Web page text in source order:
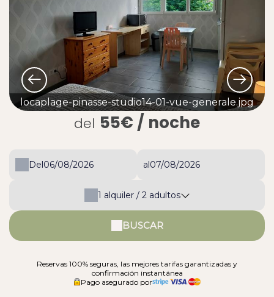
locaplage-pinasse-studio14-01-vue-generale.jpg
del 55€ / noche
Del al
1 alquiler / 2 adultos
BUSCAR
Reservas 100% seguras, las mejores tarifas garantizadas y
confirmación instantánea
Pago asegurado por